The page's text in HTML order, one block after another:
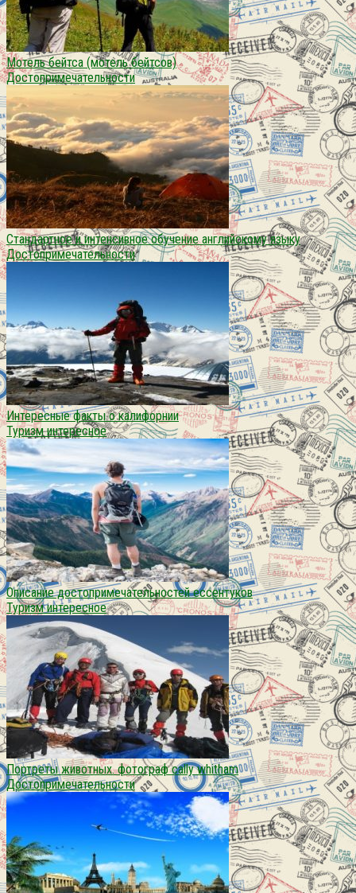
Мотель бейтса (мотель бейтсов)
Достопримечательности
Стандартное и интенсивное обучение английскому языку
Достопримечательности
Интересные факты о калифорнии
Туризм интересное
Описание достопримечательностей ессентуков
Туризм интересное
Портреты животных. фотограф cally whitham
Достопримечательности